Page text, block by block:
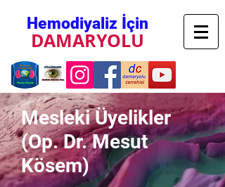
Hemodiyaliz İçin
DAMARYOLU
Mesleki Üyelikler
(Op. Dr. Mesut
Kösem)